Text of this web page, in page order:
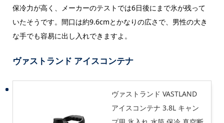
保冷力が高く、メーカーのテストでは6日後にまで氷が残って
いたそうです。間口は約9.6cmとかなりの広さで、男性の大き
な手でも容易に出し入れできますよ。
ヴァストランド アイスコンテナ
ヴァストランド VASTLAND
アイスコンテナ 3.8L キャン